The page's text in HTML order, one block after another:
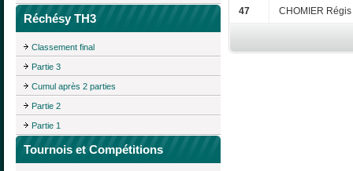
Réchésy TH3
Classement final
Partie 3
Cumul après 2 parties
Partie 2
Partie 1
Tournois et Compétitions
47 CHOMIER Régis